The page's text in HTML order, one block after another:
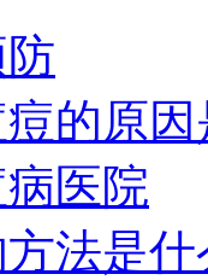
的原
医院
法是什